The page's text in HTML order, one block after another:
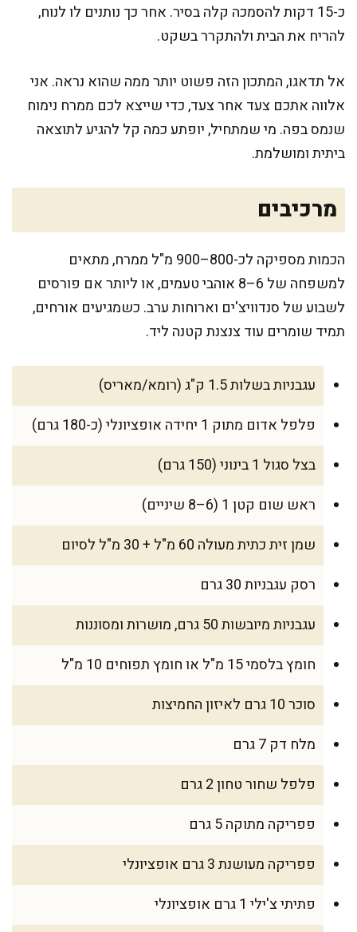
כ-15 דקות להסמכה קלה בסיר. אחר כך נותנים לו לנוח,
להריח את הבית ולהתקרר בשקט.
אל תדאגו, המתכון הזה פשוט יותר ממה שהוא נראה. אני
אלווה אתכם צעד אחר צעד, כדי שייצא לכם ממרח נימוח
שנמס בפה. מי שמתחיל, יופתע כמה קל להגיע לתוצאה
ביתית ומושלמת.
מרכיבים
הכמות מספיקה לכ-800–900 מ"ל ממרח, מתאים
למשפחה של 6–8 אוהבי טעמים, או ליותר אם פורסים
לשבוע של סנדוויצ'ים וארוחות ערב. כשמגיעים אורחים,
תמיד שומרים עוד צנצנת קטנה ליד.
עגבניות בשלות 1.5 ק"ג (רומא/מאריס)
פלפל אדום מתוק 1 יחידה אופציונלי (כ-180 גרם)
בצל סגול 1 בינוני (150 גרם)
ראש שום קטן 1 (6–8 שיניים)
שמן זית כתית מעולה 60 מ"ל + 30 מ"ל לסיום
רסק עגבניות 30 גרם
עגבניות מיובשות 50 גרם, מושרות ומסוננות
חומץ בלסמי 15 מ"ל או חומץ תפוחים 10 מ"ל
סוכר 10 גרם לאיזון החמיצות
מלח דק 7 גרם
פלפל שחור טחון 2 גרם
פפריקה מתוקה 5 גרם
פפריקה מעושנת 3 גרם אופציונלי
פתיתי צ'ילי 1 גרם אופציונלי